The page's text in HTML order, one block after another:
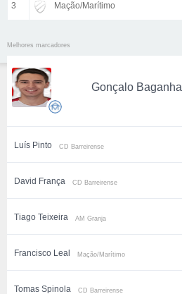
3 Mação/Marítimo
Melhores marcadores
Gonçalo Baganha
Luís Pinto CD Barreirense
David França CD Barreirense
Tiago Teixeira AM Granja
Francisco Leal Mação/Marítimo
Tomas Spinola CD Barreirense